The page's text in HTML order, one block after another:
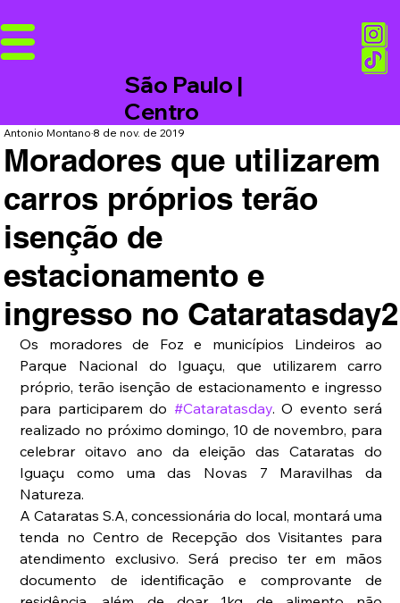
São Paulo |
Centro
Moradores que utilizarem
carros próprios terão
isenção de
estacionamento e
ingresso no Cataratasday2
Antonio Montano8 de nov. de 2019
Os moradores de Foz e municípios Lindeiros ao
Parque Nacional do Iguaçu, que utilizarem carro
próprio, terão isenção de estacionamento e ingresso
para participarem do #Cataratasday. O evento será
realizado no próximo domingo, 10 de novembro, para
celebrar oitavo ano da eleição das Cataratas do
Iguaçu como uma das Novas 7 Maravilhas da
Natureza.
A Cataratas S.A, concessionária do local, montará uma
tenda no Centro de Recepção dos Visitantes para
atendimento exclusivo. Será preciso ter em mãos
documento de identificação e comprovante de